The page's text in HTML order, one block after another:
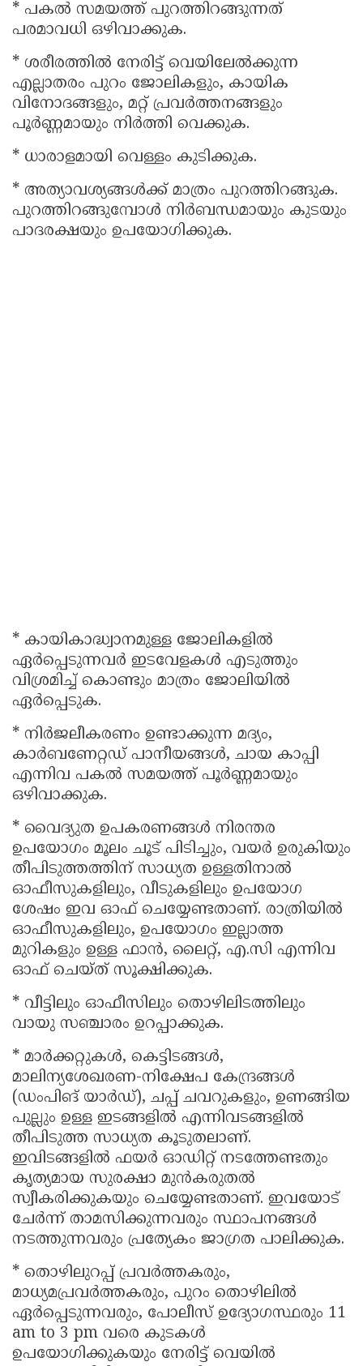
* പകൽ സമയത്ത് പുറത്തിറങ്ങുന്നത്
പരമാവധി ഒഴിവാക്കുക.
* ശരീരത്തിൽ നേരിട്ട് വെയിലേൽക്കുന്ന
എല്ലാതരം പുറം ജോലികളും, കായിക
വിനോദങ്ങളും, മറ്റ് പ്രവർത്തനങ്ങളും
പൂർണ്ണമായും നിർത്തി വെക്കുക.
* ധാരാളമായി വെള്ളം കുടിക്കുക.
* അത്യാവശ്യങ്ങൾക്ക് മാത്രം പുറത്തിറങ്ങുക.
പുറത്തിറങ്ങുമ്പോൾ നിർബന്ധമായും കുടയും
പാദരക്ഷയും ഉപയോഗിക്കുക.
* കായികാദ്ധ്വാനമുള്ള ജോലികളിൽ
ഏർപ്പെടുന്നവർ ഇടവേളകൾ എടുത്തും
വിശ്രമിച്ച് കൊണ്ടും മാത്രം ജോലിയിൽ
ഏർപ്പെടുക.
* നിർജലീകരണം ഉണ്ടാക്കുന്ന മദ്യം,
കാർബണേറ്റഡ് പാനീയങ്ങൾ, ചായ കാപ്പി
എന്നിവ പകൽ സമയത്ത് പൂർണ്ണമായും
ഒഴിവാക്കുക.
* വൈദ്യുത ഉപകരണങ്ങൾ നിരന്തര
ഉപയോഗം മൂലം ചൂട് പിടിച്ചും, വയർ ഉരുകിയും
തീപിടുത്തത്തിന് സാധ്യത ഉള്ളതിനാൽ
ഓഫീസുകളിലും, വീടുകളിലും ഉപയോഗ
ശേഷം ഇവ ഓഫ് ചെയ്യേണ്ടതാണ്. രാത്രിയിൽ
ഓഫീസുകളിലും, ഉപയോഗം ഇല്ലാത്ത
മുറികളും ഉള്ള ഫാൻ, ലൈറ്റ്, എ.സി എന്നിവ
ഓഫ് ചെയ്ത് സൂക്ഷിക്കുക.
* വീട്ടിലും ഓഫീസിലും തൊഴിലിടത്തിലും
വായു സഞ്ചാരം ഉറപ്പാക്കുക.
* മാർക്കറ്റുകൾ, കെട്ടിടങ്ങൾ,
മാലിന്യശേഖരണ-നിക്ഷേപ കേന്ദ്രങ്ങൾ
(ഡംപിങ് യാർഡ്), ചപ്പ് ചവറുകളും, ഉണങ്ങിയ
പുല്ലും ഉള്ള ഇടങ്ങളിൽ എന്നിവടങ്ങളിൽ
തീപിടുത്ത സാധ്യത കൂടുതലാണ്.
ഇവിടങ്ങളിൽ ഫയർ ഓഡിറ്റ് നടത്തേണ്ടതും
കൃത്യമായ സുരക്ഷാ മുൻകരുതൽ
സ്വീകരിക്കുകയും ചെയ്യേണ്ടതാണ്. ഇവയോട്
ചേർന്ന് താമസിക്കുന്നവരും സ്ഥാപനങ്ങൾ
നടത്തുന്നവരും പ്രത്യേകം ജാഗ്രത പാലിക്കുക.
* തൊഴിലുറപ്പ് പ്രവർത്തകരും,
മാധ്യമപ്രവർത്തകരും, പുറം തൊഴിലിൽ
ഏർപ്പെടുന്നവരും, പോലീസ് ഉദ്യോഗസ്ഥരും 11
am to 3 pm വരെ കുടകൾ
ഉപയോഗിക്കുകയും നേരിട്ട് വെയിൽ